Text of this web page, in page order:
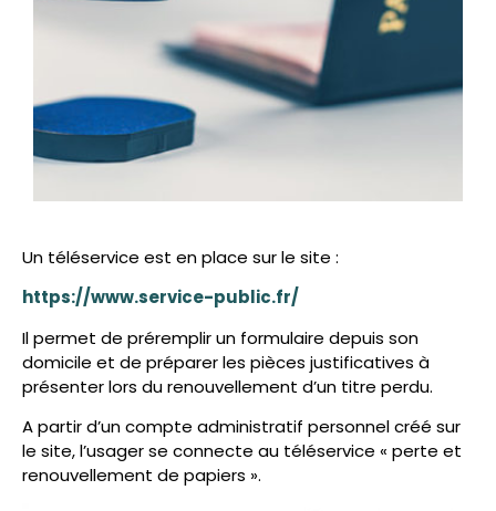
Un téléservice est en place sur le site :
https://www.service-public.fr/
Il permet de préremplir un formulaire depuis son
domicile et de préparer les pièces justificatives à
présenter lors du renouvellement d’un titre perdu.
A partir d’un compte administratif personnel créé sur
le site, l’usager se connecte au téléservice « perte et
renouvellement de papiers ».